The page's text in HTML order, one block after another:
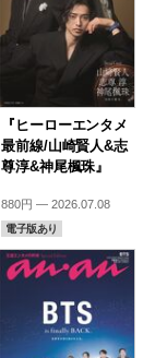
『ヒーローエンタメ
最前線/山崎賢人&志
尊淳&神尾楓珠』
880円 — 2026.07.08
電子版あり